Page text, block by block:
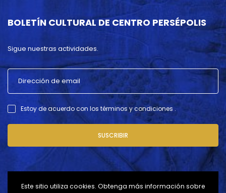
BOLETÍN CULTURAL DE CENTRO PERSÉPOLIS
Sigue nuestras actividades.
Estoy de acuerdo con los términos y condiciones .
SUSCRIBIR
Este sitio utiliza cookies. Obtenga más información sobre